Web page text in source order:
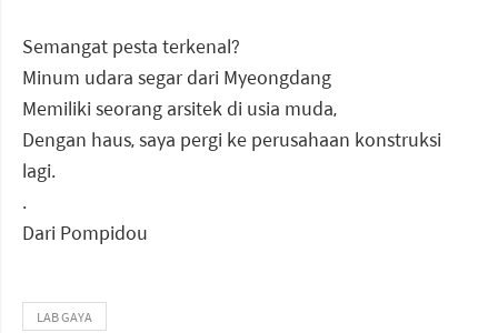
Semangat pesta terkenal?
Minum udara segar dari Myeongdang
Memiliki seorang arsitek di usia muda,
Dengan haus, saya pergi ke perusahaan konstruksi
lagi.
.
Dari Pompidou
LAB GAYA